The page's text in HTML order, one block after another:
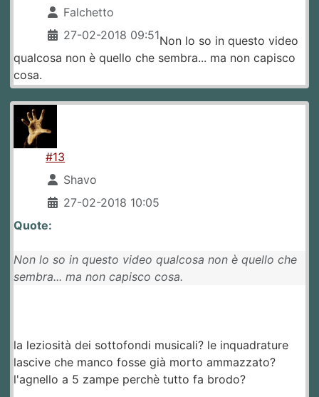
Falchetto
27-02-2018 09:51Non lo so in questo video
qualcosa non è quello che sembra... ma non capisco
cosa.
#13
Shavo
27-02-2018 10:05
Quote:
Non lo so in questo video qualcosa non è quello che
sembra... ma non capisco cosa.
la leziosità dei sottofondi musicali? le inquadrature
lascive che manco fosse già morto ammazzato?
l'agnello a 5 zampe perchè tutto fa brodo?